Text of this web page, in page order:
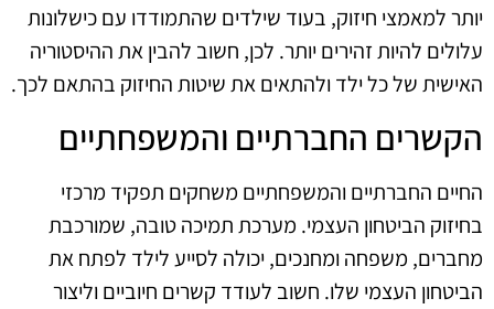
יותר למאמצי חיזוק, בעוד שילדים שהתמודדו עם כישלונות
עלולים להיות זהירים יותר. לכן, חשוב להבין את ההיסטוריה
האישית של כל ילד ולהתאים את שיטות החיזוק בהתאם לכך.
הקשרים החברתיים והמשפחתיים
החיים החברתיים והמשפחתיים משחקים תפקיד מרכזי
בחיזוק הביטחון העצמי. מערכת תמיכה טובה, שמורכבת
מחברים, משפחה ומחנכים, יכולה לסייע לילד לפתח את
הביטחון העצמי שלו. חשוב לעודד קשרים חיוביים וליצור